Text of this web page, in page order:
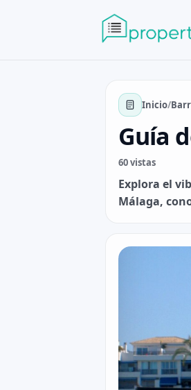
Inicio/
Guía
60 vistas
Explora el
Málaga,